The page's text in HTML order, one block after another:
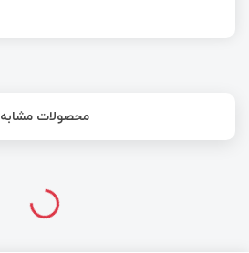
محصولات مشابه